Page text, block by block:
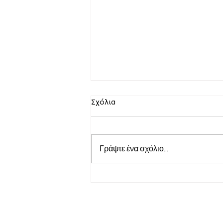
Πληροφόρηση
Σχόλια
Γράψτε ένα σχόλιο...